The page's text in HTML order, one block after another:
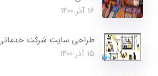
16 آذر 1400
طراحی سایت شرکت
15 آذر 1400